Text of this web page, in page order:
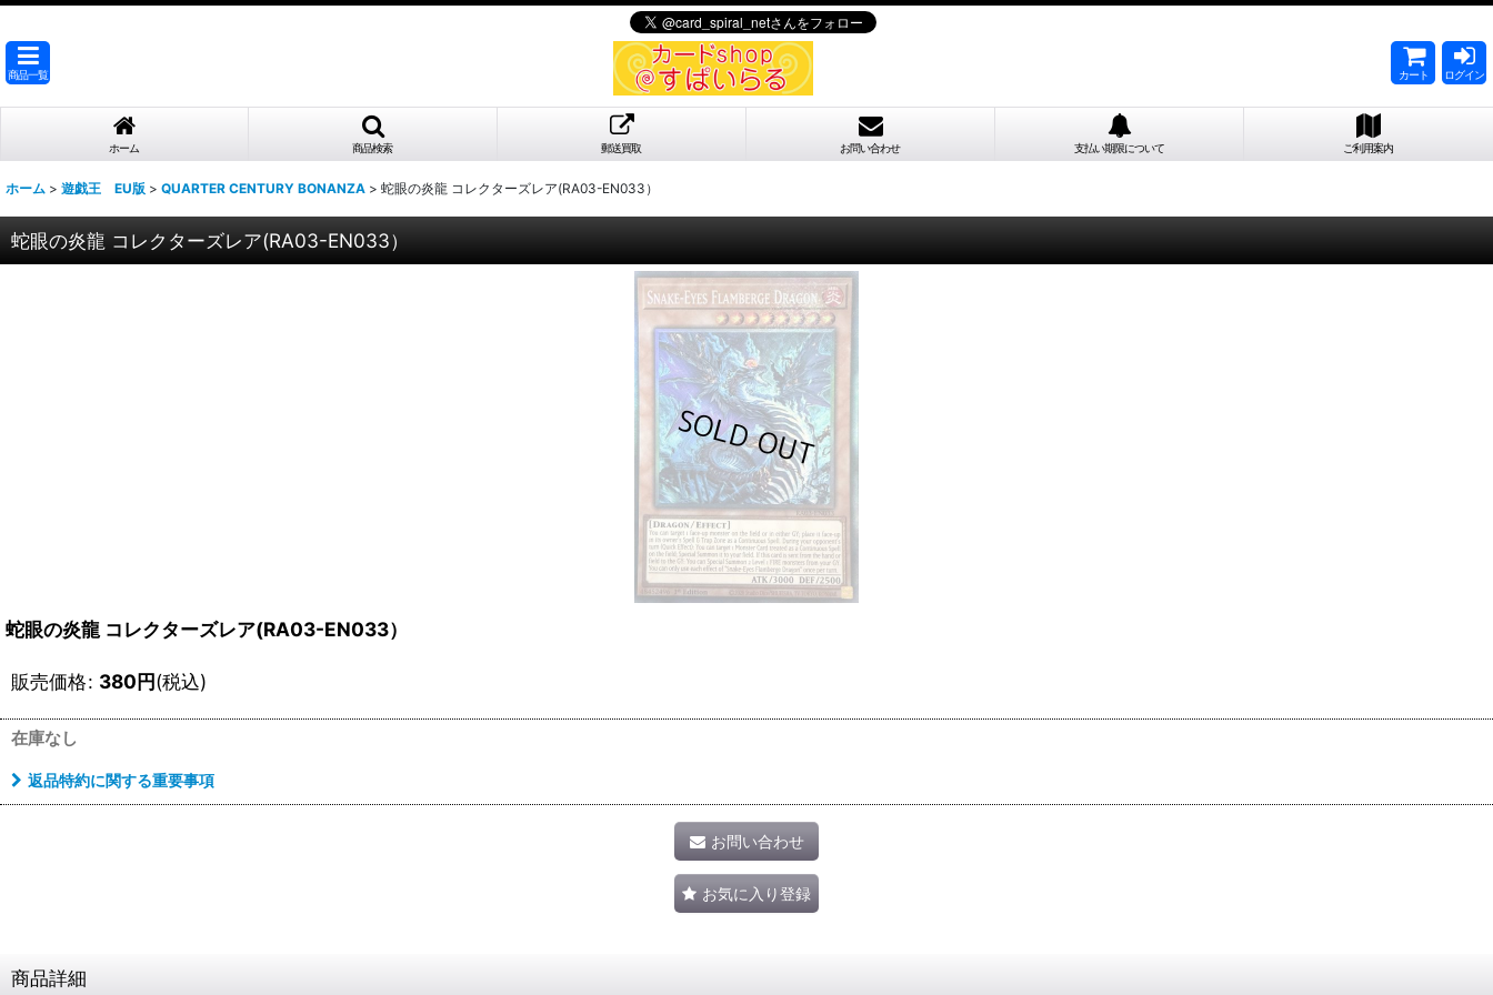
商品一覧 カート ログイン
ホーム 商品検索 郵送買取 お問い合わせ 支払い期限について ご利用案内
ホーム > 遊戯王 EU版 > QUARTER CENTURY BONANZA > 蛇眼の炎龍 コレクターズレア(RA03-EN033）
蛇眼の炎龍 コレクターズレア(RA03-EN033）
蛇眼の炎龍 コレクターズレア(RA03-EN033）
販売価格: 380円(税込)
在庫なし
返品特約に関する重要事項
お問い合わせ
お気に入り登録
商品詳細